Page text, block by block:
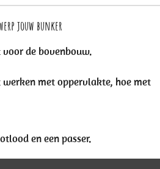
jouw bunker
de bovenbouw.
werken met oppervlakte, hoe met
en een passer.